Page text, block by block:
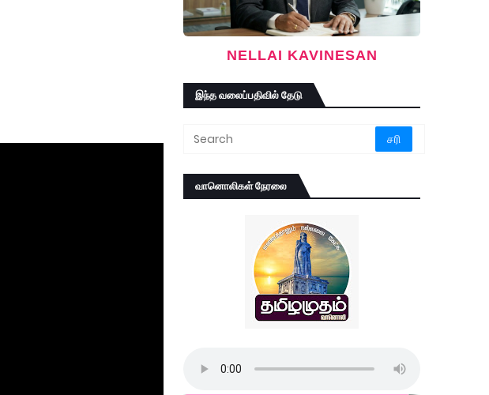
NELLAI KAVINESAN
இந்த வலைப்பதிவில் தேடு
வானொலிகள் நேரலை